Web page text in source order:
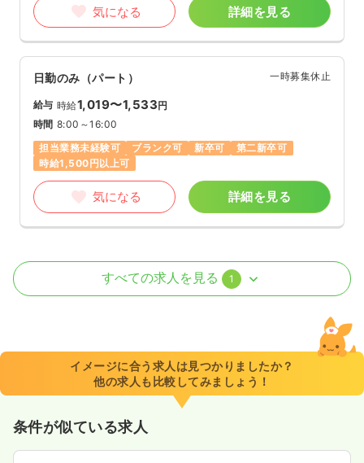
気になる 詳細を見る
日勤のみ（パート） 一時募集休止
給与 時給1,019〜1,533円
時間 8:00～16:00
担当業務未経験可
ブランク可 新卒可
第二新卒可
時給1,500円以上可
気になる 詳細を見る
外来 正・准看護師
8:30～17:00（休憩45分）
日祝休み
月給22万円以上可
気になる
すべての求人を見る 1
イメージに合う求人は見つかりましたか？
他の求人も比較してみましょう！
条件が似ている求人